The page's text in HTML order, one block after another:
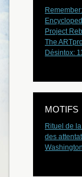
Project
The
Désintox:
MOTIFS
Rituel de
des